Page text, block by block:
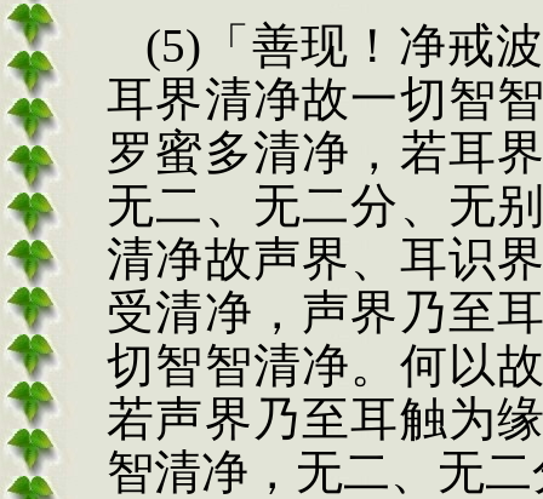
(5) 「善现！净戒
耳界清净故一切智
罗蜜多清净，若耳
无二、无二分、无
清净故声界、耳识
受清净，声界乃至
切智智清净。何以
若声界乃至耳触为
智清净，无二、 无